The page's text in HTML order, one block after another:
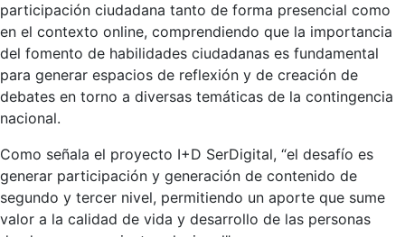
participación ciudadana tanto de forma presencial como
en el contexto online, comprendiendo que la importancia
del fomento de habilidades ciudadanas es fundamental
para generar espacios de reflexión y de creación de
debates en torno a diversas temáticas de la contingencia
nacional.
Como señala el proyecto I+D SerDigital, “el desafío es
generar participación y generación de contenido de
segundo y tercer nivel, permitiendo un aporte que sume
valor a la calidad de vida y desarrollo de las personas